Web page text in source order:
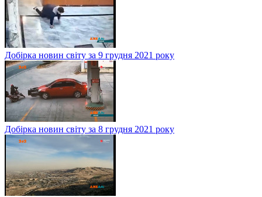
Добірка новин світу за 9 грудня 2021 року
Добірка новин світу за 8 грудня 2021 року